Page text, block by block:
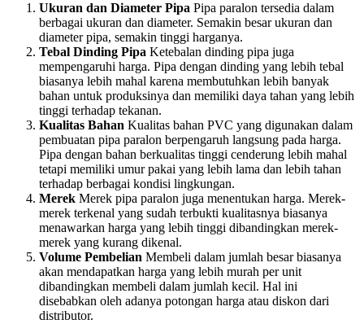
Ukuran dan Diameter Pipa Pipa paralon tersedia dalam
berbagai ukuran dan diameter. Semakin besar ukuran dan
diameter pipa, semakin tinggi harganya.
Tebal Dinding Pipa Ketebalan dinding pipa juga
mempengaruhi harga. Pipa dengan dinding yang lebih tebal
biasanya lebih mahal karena membutuhkan lebih banyak
bahan untuk produksinya dan memiliki daya tahan yang lebih
tinggi terhadap tekanan.
Kualitas Bahan Kualitas bahan PVC yang digunakan dalam
pembuatan pipa paralon berpengaruh langsung pada harga.
Pipa dengan bahan berkualitas tinggi cenderung lebih mahal
tetapi memiliki umur pakai yang lebih lama dan lebih tahan
terhadap berbagai kondisi lingkungan.
Merek Merek pipa paralon juga menentukan harga. Merek-
merek terkenal yang sudah terbukti kualitasnya biasanya
menawarkan harga yang lebih tinggi dibandingkan merek-
merek yang kurang dikenal.
Volume Pembelian Membeli dalam jumlah besar biasanya
akan mendapatkan harga yang lebih murah per unit
dibandingkan membeli dalam jumlah kecil. Hal ini
disebabkan oleh adanya potongan harga atau diskon dari
distributor.